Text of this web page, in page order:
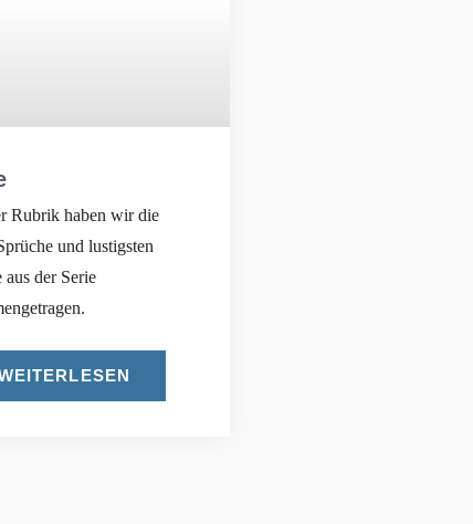
Rubrik haben wir die
und lustigsten
der Serie